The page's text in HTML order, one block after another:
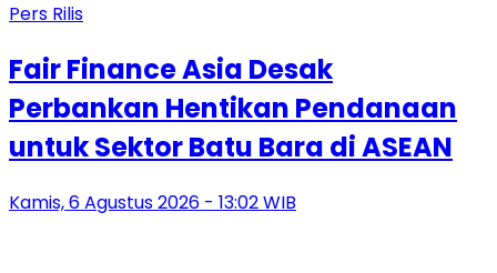
Pers Rilis
Fair Finance Asia Desak
Perbankan Hentikan Pendanaan
untuk Sektor Batu Bara di ASEAN
Kamis, 6 Agustus 2026 - 13:02 WIB